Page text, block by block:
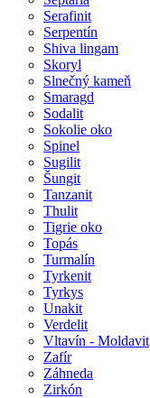
Serafinit
Serpentín
Shiva lingam
Skoryl
Slnečný kameň
Smaragd
Sodalit
Sokolie oko
Spinel
Sugilit
Šungit
Tanzanit
Thulit
Tigrie oko
Topás
Turmalín
Tyrkenit
Tyrkys
Unakit
Verdelit
Vltavín - Moldavit
Zafír
Záhneda
Zirkón